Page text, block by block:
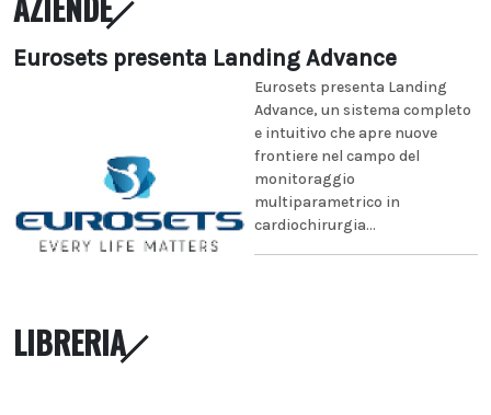
Eurosets presenta Landing Advance
Eurosets presenta Landing
Advance, un sistema completo
e intuitivo che apre nuove
frontiere nel campo del
monitoraggio
multiparametrico in
cardiochirurgia...
LIBRERIA